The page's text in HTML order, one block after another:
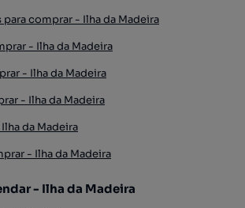
comprar - Ilha da Madeira
- Ilha da Madeira
- Ilha da Madeira
- Ilha da Madeira
da Madeira
- Ilha da Madeira
- Ilha da Madeira